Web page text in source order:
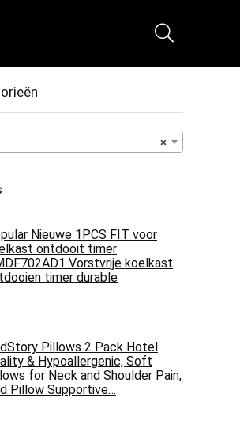
×
Nieuwe 1PCS FIT voor
ontdooit timer
Vorstvrije koelkast
timer durable
Pillows 2 Pack Hotel
& Hypoallergenic, Soft
for Neck and Shoulder Pain,
Pillow Supportive…